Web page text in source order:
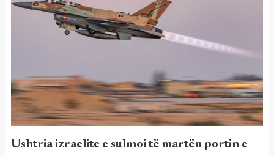
Ushtria izraelite e sulmoi të martën portin e